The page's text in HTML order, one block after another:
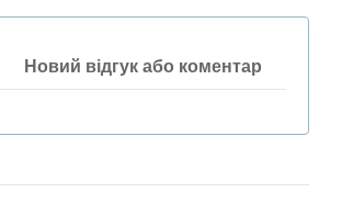
Новий відгук або коментар